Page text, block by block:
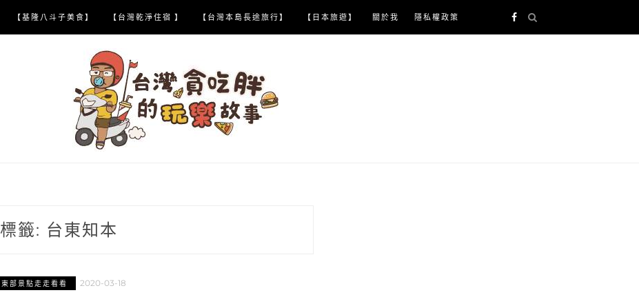
【基隆八斗子美食】 【台灣乾淨住宿 】 【台灣本島長途旅行】 【日本旅遊】 關於我 隱私權政策
標籤: 台東知本
東部景點走走看看 2020-03-18